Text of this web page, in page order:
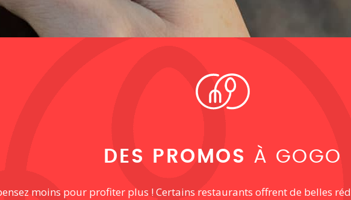
DES PROMOS À GOGO
moins pour profiter plus ! Certains restaurants offrent de belles